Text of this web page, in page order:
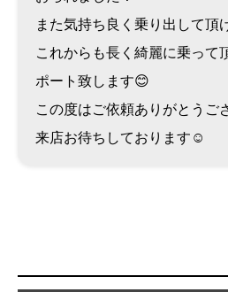
また気持ち良く乗り出して頂
これからも長く綺麗に乗って
ポート致します😊
この度はご依頼ありがとうご
来店お待ちしております☺️